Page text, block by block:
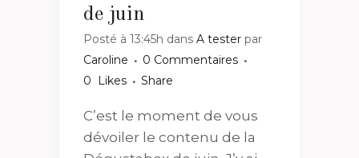
de juin
Posté à 13:45h dans A tester par
Caroline
0 Commentaires
0
Likes Share
C’est le moment de vous
dévoiler le contenu de la